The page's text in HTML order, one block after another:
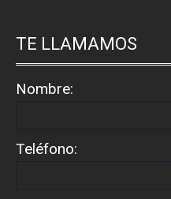
TE LLAMAMOS
Nombre:
Teléfono: